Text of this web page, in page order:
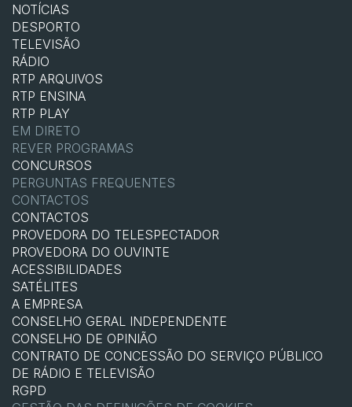
NOTÍCIAS
DESPORTO
TELEVISÃO
RÁDIO
RTP ARQUIVOS
RTP ENSINA
RTP PLAY
EM DIRETO
REVER PROGRAMAS
CONCURSOS
PERGUNTAS FREQUENTES
CONTACTOS
CONTACTOS
PROVEDORA DO TELESPECTADOR
PROVEDORA DO OUVINTE
ACESSIBILIDADES
SATÉLITES
A EMPRESA
CONSELHO GERAL INDEPENDENTE
CONSELHO DE OPINIÃO
CONTRATO DE CONCESSÃO DO SERVIÇO PÚBLICO
DE RÁDIO E TELEVISÃO
RGPD